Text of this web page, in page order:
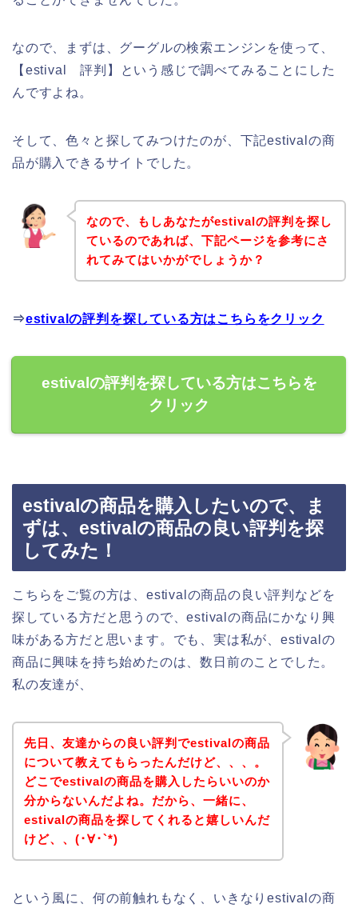
なので、まずは、グーグルの検索エンジンを使って、
【estival 評判】という感じで調べてみることにした
んですよね。
そして、色々と探してみつけたのが、下記estivalの商
品が購入できるサイトでした。
なので、もしあなたがestivalの評判を探し
ているのであれば、下記ページを参考にさ
れてみてはいかがでしょうか？
⇒estivalの評判を探している方はこちらをクリック
estivalの評判を探している方はこちらを
クリック
estivalの商品を購入したいので、ま
ずは、estivalの商品の良い評判を探
してみた！
こちらをご覧の方は、estivalの商品の良い評判などを
探している方だと思うので、estivalの商品にかなり興
味がある方だと思います。でも、実は私が、estivalの
商品に興味を持ち始めたのは、数日前のことでした。
私の友達が、
先日、友達からの良い評判でestivalの商品
について教えてもらったんだけど、、、。
どこでestivalの商品を購入したらいいのか
分からないんだよね。だから、一緒に、
estivalの商品を探してくれると嬉しいんだ
けど、、(･∀･`*)
という風に、何の前触れもなく、いきなりestivalの商